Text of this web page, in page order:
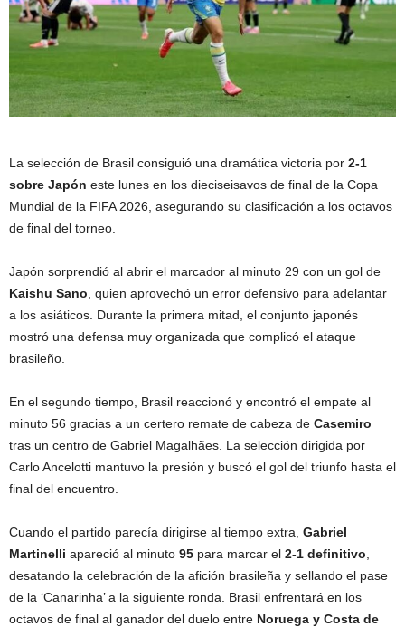
La selección de Brasil consiguió una dramática victoria por 2-1
sobre Japón este lunes en los dieciseisavos de final de la Copa
Mundial de la FIFA 2026, asegurando su clasificación a los octavos
de final del torneo.
Japón sorprendió al abrir el marcador al minuto 29 con un gol de
Kaishu Sano , quien aprovechó un error defensivo para adelantar
a los asiáticos. Durante la primera mitad, el conjunto japonés
mostró una defensa muy organizada que complicó el ataque
brasileño.
En el segundo tiempo, Brasil reaccionó y encontró el empate al
minuto 56 gracias a un certero remate de cabeza de Casemiro
tras un centro de Gabriel Magalhães. La selección dirigida por
Carlo Ancelotti mantuvo la presión y buscó el gol del triunfo hasta el
final del encuentro.
Cuando el partido parecía dirigirse al tiempo extra, Gabriel
Martinelli apareció al minuto 95 para marcar el 2-1 definitivo
desatando la celebración de la afición brasileña y sellando el pase
de la ‘Canarinha’ a la siguiente ronda. Brasil enfrentará en los
octavos de final al ganador del duelo entre Noruega y Costa de